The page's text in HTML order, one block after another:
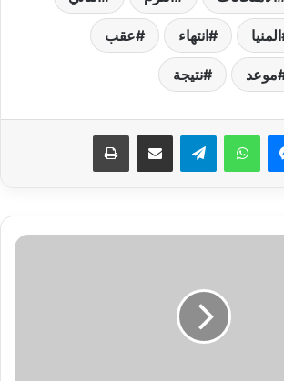
المنيا انتهاء عقب
موعد نتيجة
ماسنجر واتساب تيلقرام مشاركة عبر البريد طباعة